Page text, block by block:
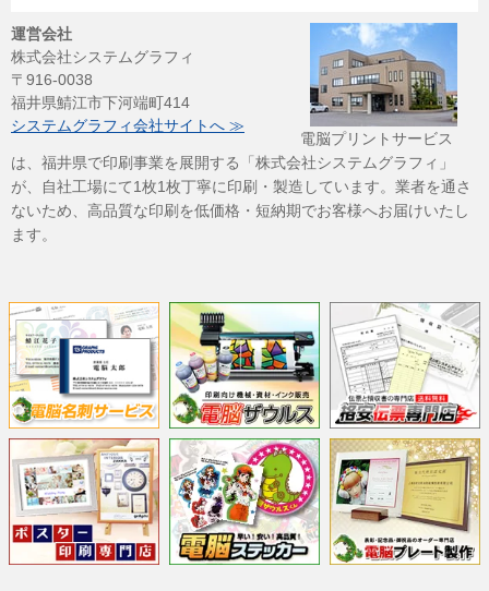
運営会社
株式会社システムグラフィ
〒916-0038
福井県鯖江市下河端町414
システムグラフィ会社サイトへ ≫
電脳プリントサービス
は、福井県で印刷事業を展開する「株式会社システムグラフィ」
が、自社工場にて1枚1枚丁寧に印刷・製造しています。業者を通さ
ないため、高品質な印刷を低価格・短納期でお客様へお届けいたし
ます。